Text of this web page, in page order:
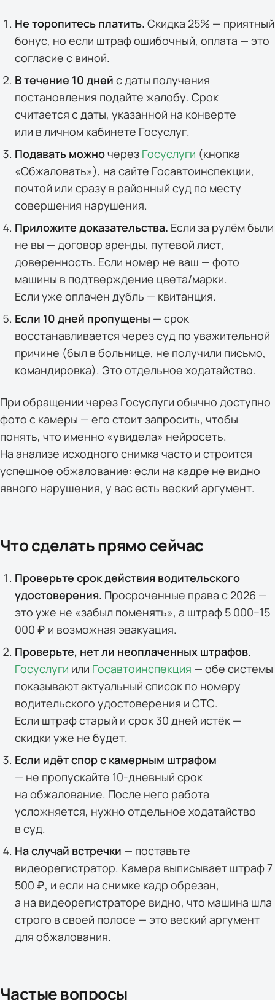
Не торопитесь платить. Скидка 25% — приятный
бонус, но если штраф ошибочный, оплата — это
согласие с виной.
В течение 10 дней с даты получения
постановления подайте жалобу. Срок
считается с даты, указанной на конверте
или в личном кабинете Госуслуг.
Подавать можночерез Госуслуги (кнопка
«Обжаловать»), на сайте Госавтоинспекции,
почтой или сразу в районный суд по месту
совершения нарушения.
Приложите доказательства. Если за рулём были
не вы — договор аренды, путевой лист,
доверенность. Если номер не ваш — фото
машины в подтверждение цвета/марки.
Если уже оплачен дубль — квитанция.
Если 10 дней пропущены — срок
восстанавливается через суд по уважительной
причине (был в больнице, не получили письмо,
командировка). Это отдельное ходатайство.
При обращении через Госуслуги обычно доступно
фото с камеры — его стоит запросить, чтобы
понять, что именно «увидела» нейросеть.
На анализе исходного снимка часто и строится
успешное обжалование: если на кадре не видно
явного нарушения, у вас есть веский аргумент.
Что сделать прямо сейчас
Проверьте срок действия водительского
удостоверения. Просроченные права с 2026 —
это уже не «забыл поменять», а штраф 5 000–15
000 ₽ и возможная эвакуация.
Проверьте, нет ли неоплаченных штрафов.
Госуслуги или Госавтоинспекция — обе системы
показывают актуальный список по номеру
водительского удостоверения и СТС.
Если штраф старый и срок 30 дней истёк —
скидки уже не будет.
Если идёт спор с камерным штрафом
— не пропускайте 10-дневный срок
на обжалование. После него работа
усложняется, нужно отдельное ходатайство
в суд.
На случай встречки — поставьте
видеорегистратор. Камера выписывает штраф 7
500 ₽, и если на снимке кадр обрезан,
а на видеорегистраторе видно, что машина шла
строго в своей полосе — это веский аргумент
для обжалования.
Частые вопросы